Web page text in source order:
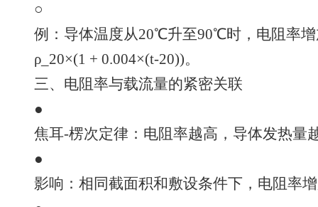
○
例：导体温度从20℃升至90℃时，电阻率增
ρ_20×(1 + 0.004×(t-20))。
三、电阻率与载流量的紧密关联
●
焦耳-楞次定律：电阻率越高，导体发热量
●
影响：相同截面积和敷设条件下，电阻率